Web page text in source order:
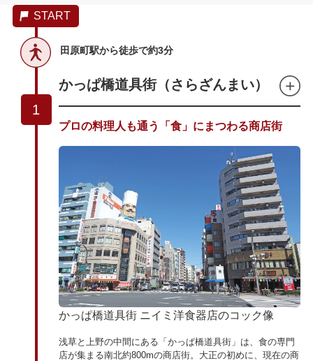
START
田原町駅から徒歩で約3分
1
かっぱ橋道具街（さらざんまい）
プロの料理人も通う「食」にまつわる商店街
かっぱ橋道具街 ニイミ洋食器店のコック像
浅草と上野の中間にある「かっぱ橋道具街」は、食の専門
店が集まる南北約800mの商店街。大正の初めに、現在の商